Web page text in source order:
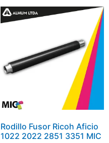
Rodillo Fusor Ricoh Aficio
1022 2022 2851 3351 MIC